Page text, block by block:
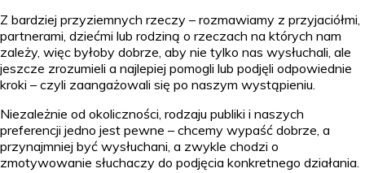
Z bardziej przyziemnych rzeczy – rozmawiamy z przyjaciółmi,
partnerami, dziećmi lub rodziną o rzeczach na których nam
zależy, więc byłoby dobrze, aby nie tylko nas wysłuchali, ale
jeszcze zrozumieli a najlepiej pomogli lub podjęli odpowiednie
kroki – czyli zaangażowali się po naszym wystąpieniu.
Niezależnie od okoliczności, rodzaju publiki i naszych
preferencji jedno jest pewne – chcemy wypaść dobrze, a
przynajmniej być wysłuchani, a zwykle chodzi o
zmotywowanie słuchaczy do podjęcia konkretnego działania.